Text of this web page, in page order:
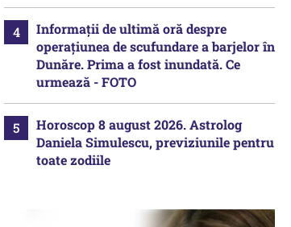
Informații de ultimă oră despre
operațiunea de scufundare a barjelor în
Dunăre. Prima a fost inundată. Ce
urmează - FOTO
Horoscop 8 august 2026. Astrolog
Daniela Simulescu, previziunile pentru
toate zodiile